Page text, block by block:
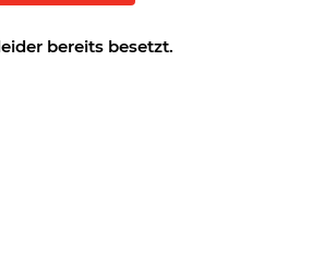
bereits besetzt.